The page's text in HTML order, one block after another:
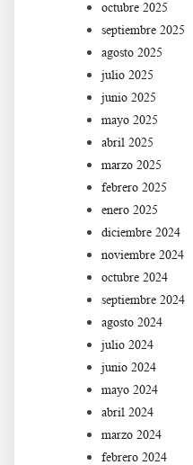
octubre 2025
septiembre 2025
agosto 2025
julio 2025
junio 2025
mayo 2025
abril 2025
marzo 2025
febrero 2025
enero 2025
diciembre 2024
noviembre 2024
octubre 2024
septiembre 2024
agosto 2024
julio 2024
junio 2024
mayo 2024
abril 2024
marzo 2024
febrero 2024